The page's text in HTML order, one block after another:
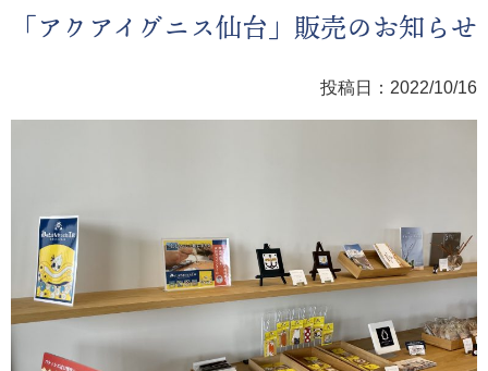
「アクアイグニス仙台」販売のお知らせ
投稿日：2022/10/16